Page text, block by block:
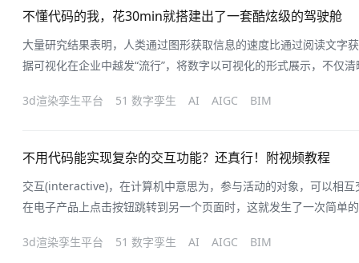
不懂代码的我，花30min就搭建出了一套酷炫级的驾驶舱
大量研究结果表明，人类通过图形获取信息的速度比通过阅读文字
据可视化在企业中越发“流行”，将数字以可视化的形式展示，不仅
开发人员啊，可以自己写代码开发。但痛点在于，又希望完成的进
3d渲染孪生平台 51 数字孪生 AI AIGC BIM
不用代码能实现复杂的交互功能？还真行！附视频教程
交互(interactive)，在计算机中意思为，参与活动的对象，可以相
在电子产品上点击按钮跳转到另一个页面时，这就发生了一次简单
通过不写代码的形式，快速实现交互效果！-PART1-事件交互📚自
3d渲染孪生平台 51 数字孪生 AI AIGC BIM